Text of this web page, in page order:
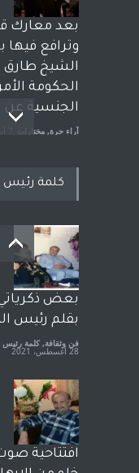
بعد معارك
وترافع
الشيخ
الحكومة
الجنسية عن
آراء حرة, مختارات
معاناة
زيف
رشاد أبو
آراء حرة 18 فبراير، 2023
كلمة رئيس
بعض
بقلم رئيس
فن وثقافة, كلمة رئيس
28 أغسطس، 2021
افتتاحية